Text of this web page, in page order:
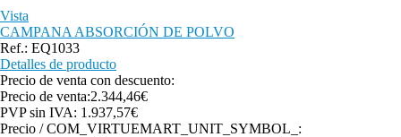
Vista
CAMPANA ABSORCIÓN DE POLVO
Ref.: EQ1033
Detalles de producto
Precio de venta con descuento:
Precio de venta:2.344,46€
PVP sin IVA: 1.937,57€
Precio / COM_VIRTUEMART_UNIT_SYMBOL_: